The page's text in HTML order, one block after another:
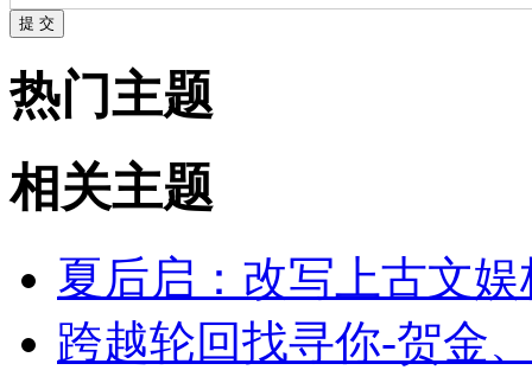
热门主题
相关主题
夏后启：改写上古文
跨越轮回找寻你-贺金